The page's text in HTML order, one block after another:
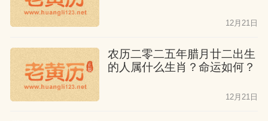
12月21日
农历二零二五年腊月廿二出生
的人属什么生肖？命运如何？
12月21日